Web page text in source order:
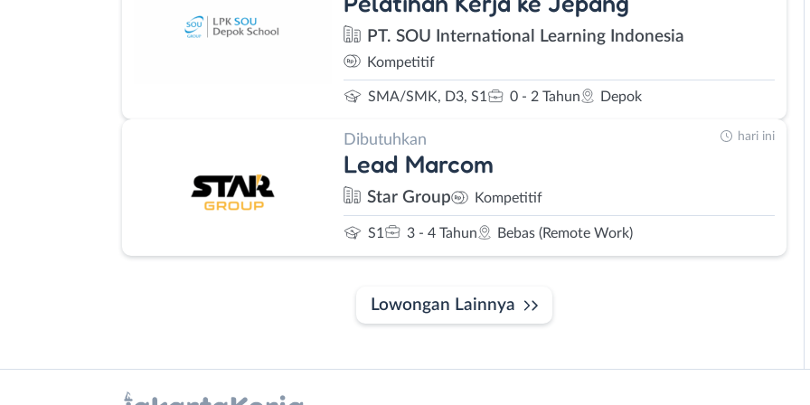
PT. SOU International Learning Indonesia
Kompetitif
SMA/SMK, D3, S1 0 - 2 Tahun Depok
Dibutuhkan
Lead Marcom
Star Group Kompetitif
S1 3 - 4 Tahun Bebas (Remote Work)
hari ini
Lowongan Lainnya